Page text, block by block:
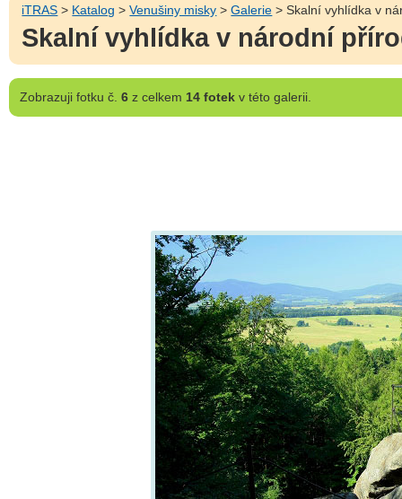
iTRAS > Katalog >Venušiny misky >Galerie > Skalní vyhlídka v
Skalní vyhlídka v národní
Zobrazujifotku č. 6z celkem 14 fotekv této galerii.